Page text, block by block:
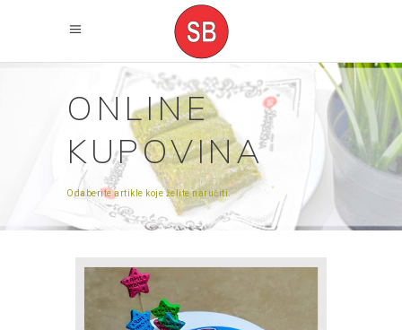
ONLINE
KUPOVINA
Odaberite artikle koje želite naručiti.